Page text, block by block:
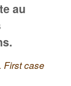
au
First case